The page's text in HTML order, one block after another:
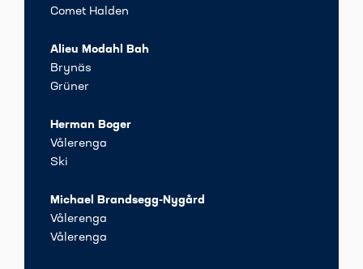
Comet Halden
Alieu Modahl Bah
Brynäs
Grüner
Herman Boger
Vålerenga
Ski
Michael Brandsegg-Nygård
Vålerenga
Vålerenga